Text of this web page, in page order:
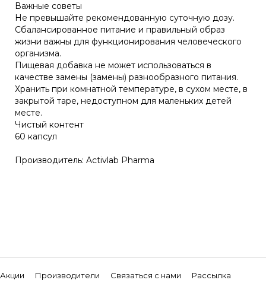
Важные советы
Не превышайте рекомендованную суточную дозу.
Сбалансированное питание и правильный образ
жизни важны для функционирования человеческого
организма.
Пищевая добавка не может использоваться в
качестве замены (замены) разнообразного питания.
Хранить при комнатной температуре, в сухом месте, в
закрытой таре, недоступном для маленьких детей
месте.
Чистый контент
60 капсул
Производитель: Activlab Pharma
Акции Производители Связаться с нами Рассылка